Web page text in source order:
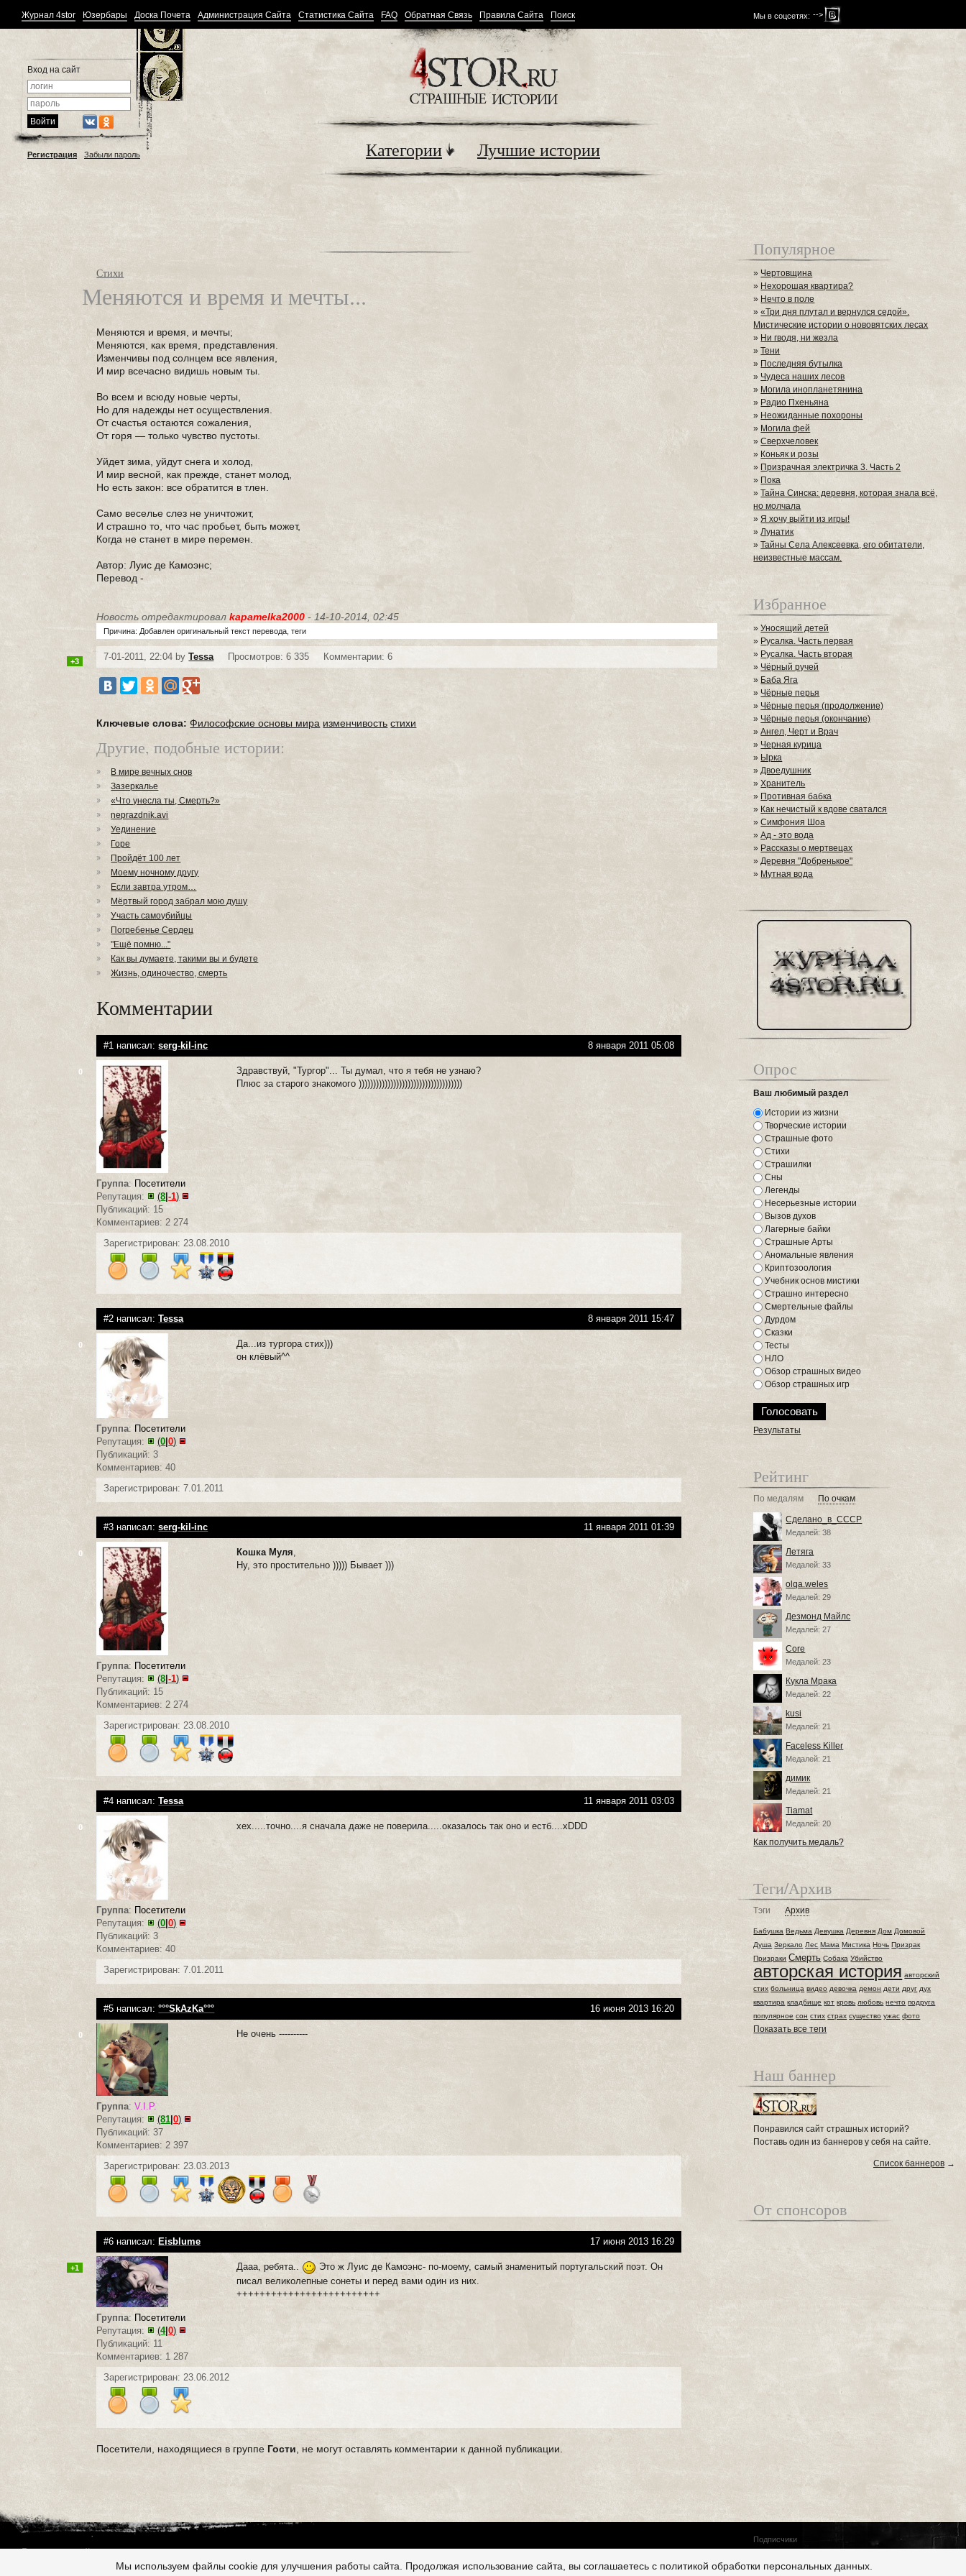
Мы в соцсетях: -->
Журнал 4stor Юзербары Доска Почета Администрация Сайта Статистика Сайта FAQ Обратная Связь Правила Сайта Поиск
Вход на сайт
Регистрация Забыли пароль Категории Лучшие истории
Стихи
Меняются и время и мечты...
Меняются и время, и мечты;
Меняются, как время, представления.
Изменчивы под солнцем все явления,
И мир всечасно видишь новым ты.
Во всем и всюду новые черты,
Но для надежды нет осуществления.
От счастья остаются сожаления,
От горя — только чувство пустоты.
Уйдет зима, уйдут снега и холод,
И мир весной, как прежде, станет молод,
Но есть закон: все обратится в тлен.
Само веселье слез не уничтожит,
И страшно то, что час пробьет, быть может,
Когда не станет в мире перемен.
Автор: Луис де Камоэнс;
Перевод -
Новость отредактировалkapamelka2000 - 14-10-2014, 02:45
Причина: Добавлен оригинальный текст перевода, теги
7-01-2011, 22:04 byTessa Просмотров: 6 335 Комментарии: 6
+3
Ключевые слова: Философские основы мира изменчивость стихи
Другие, подобные истории:
В мире вечных снов
Зазеркалье
«Что унесла ты, Смерть?»
neprazdnik.avi
Уединение
Горе
Пройдёт 100 лет
Моему ночному другу
Если завтра утром…
Мёртвый город забрал мою душу
Участь самоубийцы
Погребенье Сердец
"Ещё помню..."
Как вы думаете, такими вы и будете
Жизнь, одиночество, смерть
Комментарии
#1 написал:serg-kil-inc 8 января 2011 05:08
0
Группа: Посетители
Репутация:
(8 |-1)
Публикаций: 15
Комментариев: 2 274
Здравствуй, "Тургор"... Ты думал, что я тебя не узнаю?
Плюс за старого знакомого ))))))))))))))))))))))))))))))))))))
Зарегистрирован: 23.08.2010
#2 написал:Tessa 8 января 2011 15:47
0
Группа: Посетители
Репутация:
(0 |0)
Публикаций: 3
Комментариев: 40
Да...из тургора стих)))
он клёвый^^
Зарегистрирован: 7.01.2011
#3 написал:serg-kil-inc 11 января 2011 01:39
0
Группа: Посетители
Репутация:
(8|-1)
Публикаций: 15
Комментариев: 2 274
Кошка Муля,
Ну, это простительно ))))) Бывает )))
Зарегистрирован: 23.08.2010
#4 написал:Tessa 11 января 2011 03:03
0
Группа: Посетители
Репутация:
(0 |0)
Публикаций: 3
Комментариев: 40
хех.....точно....я сначала даже не поверила.....оказалось так оно и естб....хDDD
Зарегистрирован: 7.01.2011
#5 написал:°°°SkAzKa°°° 16 июня 2013 16:20
0
Группа:V.I.P.
Репутация:
(81 |0)
Публикаций: 37
Комментариев: 2 397
Не очень ----------
Зарегистрирован: 23.03.2013
#6 написал: Eisblume 17 июня 2013 16:29
+1
Группа: Посетители
Репутация:
(4|0)
Публикаций: 11
Комментариев: 1 287
Дааа, ребята..
Это ж Луис де Камоэнс- по-моему, самый знаменитый португальский поэт. Он
писал великолепные сонеты и перед вами один из них.
+++++++++++++++++++++++++
Зарегистрирован: 23.06.2012
Посетители, находящиеся в группе Гости , не могут оставлять комментарии к данной публикации.
Популярное
» Чертовщина
» Нехорошая квартира?
» Нечто в поле
»«Три дня плутал и вернулся седой».
Мистические истории о нововятских лесах
» Ни гводя, ни жезла
»Тени
» Последняя бутылка
» Чудеса наших лесов
» Могила инопланетянина
» Радио Пхеньяна
» Неожиданные похороны
» Могила фей
»Сверхчеловек
» Коньяк и розы
» Призрачная электричка 3. Часть 2
» Пока
»Тайна Синска: деревня, которая знала всё,
но молчала
»Я хочу выйти из игры!
»Лунатик
»Тайны Села Алексеевка, его обитатели,
неизвестные массам.
Избранное
»Уносящий детей
» Русалка. Часть первая
» Русалка. Часть вторая
» Чёрный ручей
» Баба Яга
»Чёрные перья
» Чёрные перья (продолжение)
» Чёрные перья (окончание)
»Ангел, Черт и Врач
» Черная курица
» Ырка
»Двоедушник
»Хранитель
» Противная бабка
» Как нечистый к вдове сватался
»Симфония Шоа
»Ад - это вода
» Рассказы о мертвецах
»Деревня "Добренькое"
» Мутная вода
Опрос
Ваш любимый раздел
Истории из жизни
Творческие истории
Страшные фото
Стихи
Страшилки
Сны
Легенды
Несерьезные истории
Вызов духов
Лагерные байки
Страшные Арты
Аномальные явления
Криптозоология
Учебник основ мистики
Страшно интересно
Смертельные файлы
Дурдом
Сказки
Тесты
НЛО
Обзор страшных видео
Обзор страшных игр
Результаты
Рейтинг
По медалям По очкам
Сделано_в_СССР
Медалей: 38
Летяга
Медалей: 33
olqa.weles
Медалей: 29
Дезмонд Майлс
Медалей: 27
Core
Медалей: 23
Кукла Мрака
Медалей: 22
kusi
Медалей: 21
Faceless Killer
Медалей: 21
димик
Медалей: 21
Tiamat
Медалей: 20
Как получить медаль?
Теги/Архив
Тэги Архив
Бабушка Ведьма Девушка Деревня Дом Домовой
Душа Зеркало Лес Мама Мистика Ночь Призрак
Призраки Смерть Собака Убийство
авторская история авторский
стих больница видео девочка демон дети друг дух
квартира кладбище кот кровь любовь нечто подруга
популярное сон стих страх существо ужас фото
Показать все теги
Наш баннер
Понравился сайт страшных историй?
Поставь один из баннеров у себя на сайте.
Список баннеров →
От спонсоров
Подписчики
Все это на сайте
Copyright 2009-2026 © Страшные истории
Мы используем файлы cookie для улучшения работы сайта. Продолжая использование сайта, вы соглашаетесь с политикой обработки персональных данных.